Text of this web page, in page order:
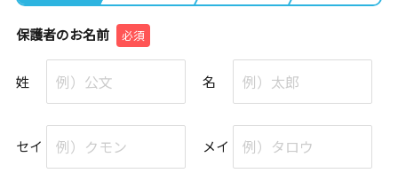
保護者のお名前 必須
姓 名
セイ メイ